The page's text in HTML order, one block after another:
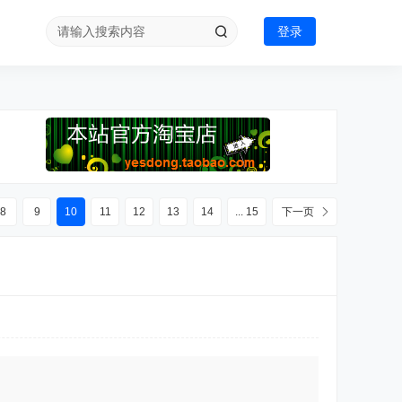
登录
8 9 10 11 12 13 14 ... 15 下一页